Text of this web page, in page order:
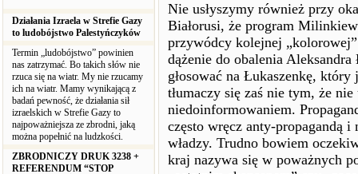
Działania Izraela w Strefie Gazy
to ludobójstwo Palestyńczyków
Termin „ludobójstwo” powinien
nas zatrzymać. Bo takich słów nie
rzuca się na wiatr. My nie rzucamy
ich na wiatr. Mamy wynikającą z
badań pewność, że działania sił
izraelskich w Strefie Gazy to
najpoważniejsza ze zbrodni, jaką
można popełnić na ludzkości.
ZBRODNICZY DRUK 3238 +
REFERENDUM “STOP
Nie usłyszymy również przy
Białorusi, że program
przywódcy kolejnej
dążenie do obalenia
głosować na Łukaszenkę,
tłumaczy się zaś nie tym, że
niedoinformowaniem.
często wręcz anty-propagandą
władzy. Trudno bowiem
kraj nazywa się w poważnych